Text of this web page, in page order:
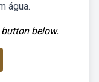
água.
below.